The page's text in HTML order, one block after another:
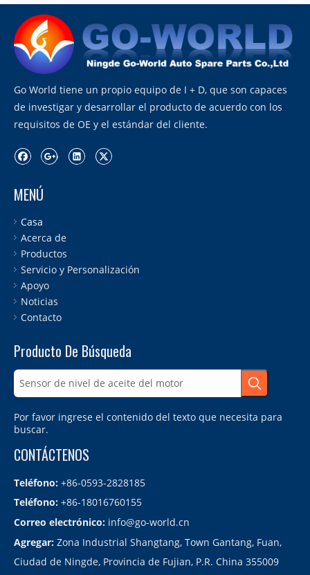
Go World tiene un propio equipo de I + D, que son capaces
de investigar y desarrollar el producto de acuerdo con los
requisitos de OE y el estándar del cliente.
MENÚ
Casa
Acerca de
Productos
Servicio y Personalización
Apoyo
Noticias
Contacto
Producto De Búsqueda
Por favor ingrese el contenido del texto que necesita para
buscar.
CONTÁCTENOS
Teléfono: +86-0593-2828185
Teléfono: +86-18016760155
Correo electrónico: info@go-world.cn
Agregar: Zona Industrial Shangtang, Town Gantang, Fuan,
Ciudad de Ningde, Provincia de Fujian, P.R. China 355009